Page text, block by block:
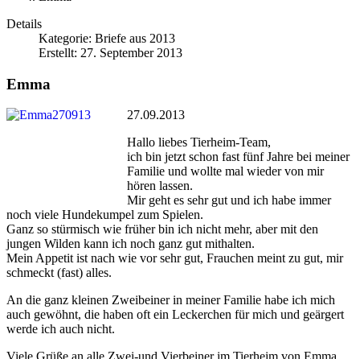
Details
Kategorie: Briefe aus 2013
Erstellt: 27. September 2013
Emma
27.09.2013
Hallo liebes Tierheim-Team,
ich bin jetzt schon fast fünf Jahre bei meiner
Familie und wollte mal wieder von mir
hören lassen.
Mir geht es sehr gut und ich habe immer
noch viele Hundekumpel zum Spielen.
Ganz so stürmisch wie früher bin ich nicht mehr, aber mit den
jungen Wilden kann ich noch ganz gut mithalten.
Mein Appetit ist nach wie vor sehr gut, Frauchen meint zu gut, mir
schmeckt (fast) alles.
An die ganz kleinen Zweibeiner in meiner Familie habe ich mich
auch gewöhnt, die haben oft ein Leckerchen für mich und geärgert
werde ich auch nicht.